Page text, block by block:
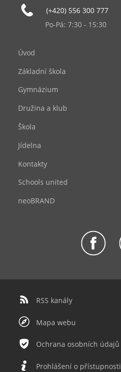
(+420) 556 300 777
Po-Pá: 7:30 - 15:30
Úvod
Základní škola
Gymnázium
Družina a klub
Škola
Jídelna
Kontakty
Schools united
neoBRAND
RSS kanály
Mapa webu
Ochrana osobních údajů
Prohlášení o přístupnosti